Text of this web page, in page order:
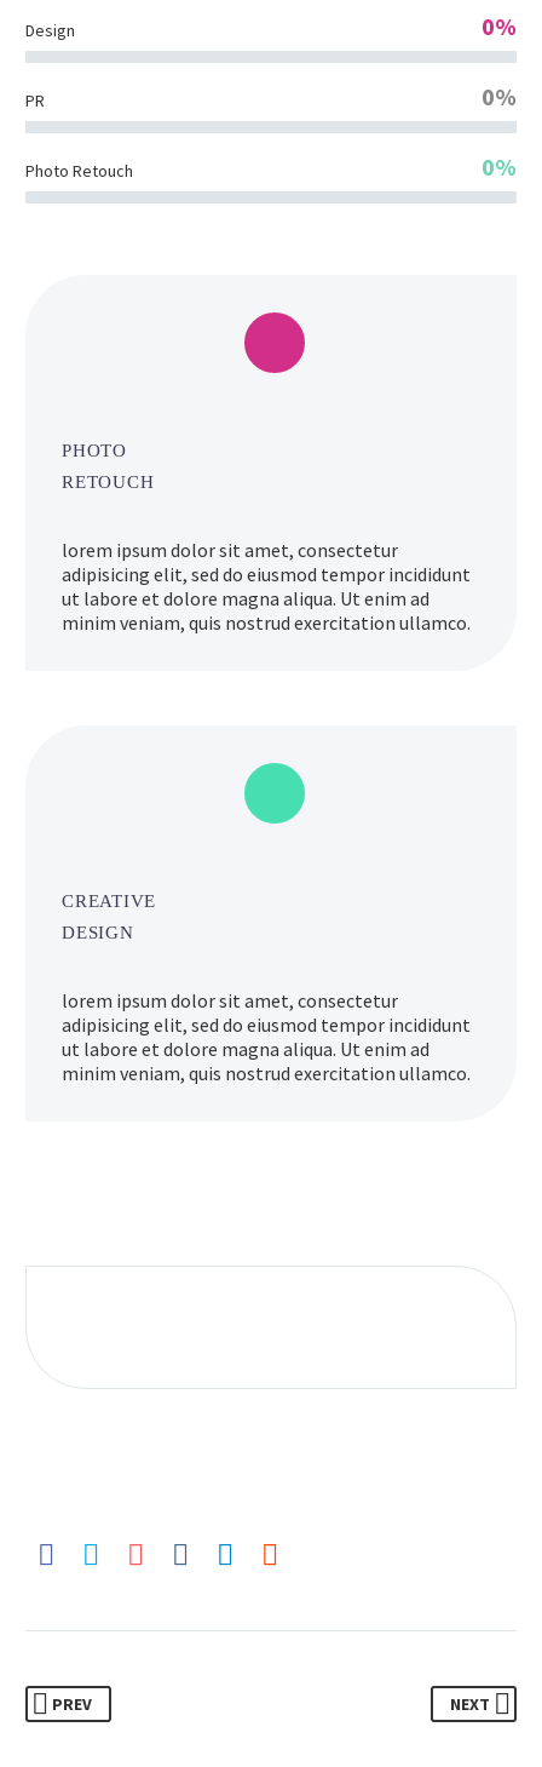
Design 0%
PR 0%
Photo Retouch 0%
PHOTO
RETOUCH
lorem ipsum dolor sit amet, consectetur
adipisicing elit, sed do eiusmod tempor incididunt
ut labore et dolore magna aliqua. Ut enim ad
minim veniam, quis nostrud exercitation ullamco.
CREATIVE
DESIGN
lorem ipsum dolor sit amet, consectetur
adipisicing elit, sed do eiusmod tempor incididunt
ut labore et dolore magna aliqua. Ut enim ad
minim veniam, quis nostrud exercitation ullamco.
PREV NEXT